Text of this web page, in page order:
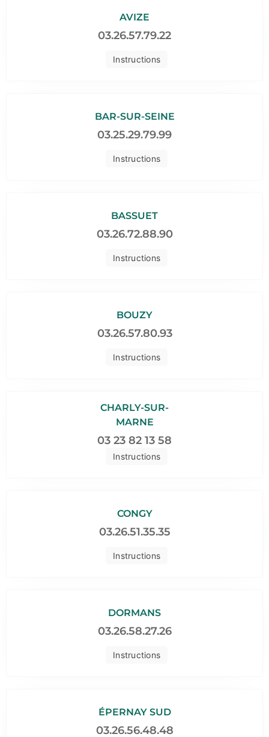
Instructions
AVIZE
03.26.57.79.22
Instructions
BAR-SUR-SEINE
03.25.29.79.99
Instructions
BASSUET
03.26.72.88.90
Instructions
BOUZY
03.26.57.80.93
Instructions
CHARLY-SUR-
MARNE
03 23 82 13 58
Instructions
CONGY
03.26.51.35.35
Instructions
DORMANS
03.26.58.27.26
ÉPERNAY SUD
03.26.56.48.48